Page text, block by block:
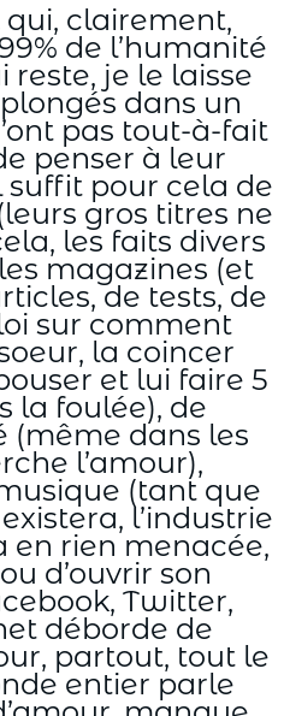
qui, clairement,
de l’humanité
reste, je le laisse
dans un
pas tout-à-fait
penser à leur
pour cela de
gros titres ne
les faits divers
magazines (et
de tests, de
sur comment
la coincer
et lui faire 5
la foulée), de
(même dans les
l’amour),
(tant que
l’industrie
en rien menacée,
d’ouvrir son
Twitter,
déborde de
partout, tout le
entier parle